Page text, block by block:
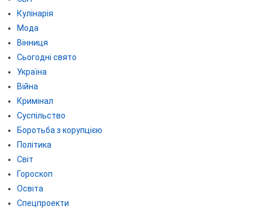
Кулінарія
Мода
Вінниця
Сьогодні свято
Україна
Війна
Кримінал
Суспільство
Боротьба з корупцією
Політика
Світ
Гороскоп
Освіта
Спецпроекти